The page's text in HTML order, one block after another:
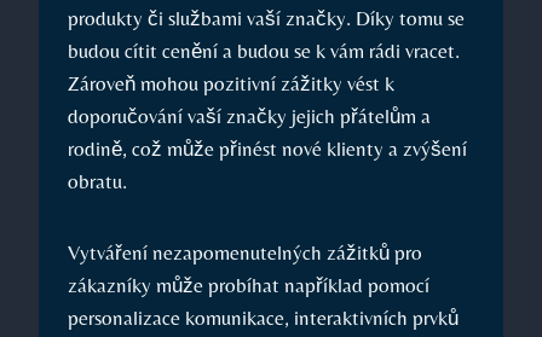
produkty či službami vaší značky. Díky tomu se
budou cítit cenění a budou se k vám rádi vracet.
Zároveň mohou ​pozitivní zážitky vést k
doporučování vaší značky jejich přátelům a
rodině, což může přinést nové klienty a ‍zvýšení
obratu.
Vytváření nezapomenutelných zážitků pro
zákazníky může probíhat například⁢ pomocí
personalizace komunikace, interaktivních prvků